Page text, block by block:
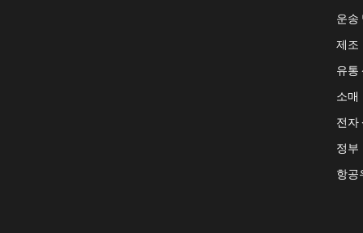
운송
제조
유통
소매
전자
정부
항공